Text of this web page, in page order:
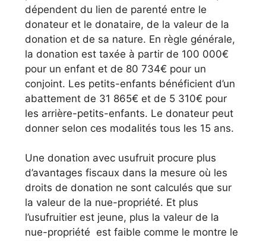
dépendent du lien de parenté entre le
donateur et le donataire, de la valeur de la
donation et de sa nature. En règle générale,
la donation est taxée à partir de 100 000€
pour un enfant et de 80 734€ pour un
conjoint. Les petits-enfants bénéficient d’un
abattement de 31 865€ et de 5 310€ pour
les arrière-petits-enfants. Le donateur peut
donner selon ces modalités tous les 15 ans.
Une donation avec usufruit procure plus
d’avantages fiscaux dans la mesure où les
droits de donation ne sont calculés que sur
la valeur de la nue-propriété. Et plus
l’usufruitier est jeune, plus la valeur de la
nue-propriété est faible comme le montre le